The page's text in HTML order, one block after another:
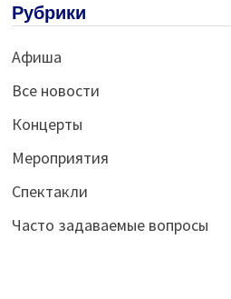
Рубрики
Афиша
Все новости
Концерты
Мероприятия
Спектакли
Часто задаваемые вопросы